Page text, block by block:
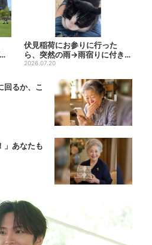
伏見稲荷にお参りに行った
ら、突然の雨→雨宿りに付き合
ってくれた猫 実は参拝客に
2026.07.20
回るか、こ
」あなたも